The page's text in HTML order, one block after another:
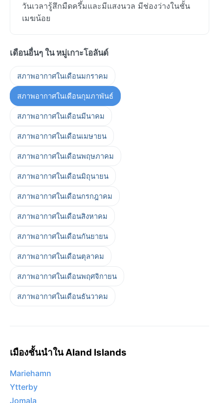
วันเวลารู้สึกมืดครึ้มและมีแสงนวล มีช่องว่างในชั้น
เมฆน้อย
เดือนอื่นๆ ใน หมู่เกาะโอลันด์
สภาพอากาศในเดือนมกราคม
สภาพอากาศในเดือนกุมภาพันธ์
สภาพอากาศในเดือนมีนาคม
สภาพอากาศในเดือนเมษายน
สภาพอากาศในเดือนพฤษภาคม
สภาพอากาศในเดือนมิถุนายน
สภาพอากาศในเดือนกรกฎาคม
สภาพอากาศในเดือนสิงหาคม
สภาพอากาศในเดือนกันยายน
สภาพอากาศในเดือนตุลาคม
สภาพอากาศในเดือนพฤศจิกายน
สภาพอากาศในเดือนธันวาคม
เมืองชั้นนำใน Aland Islands
Mariehamn
Ytterby
Jomala